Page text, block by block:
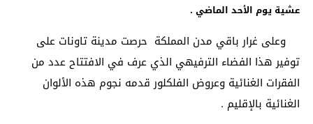
عشية يوم الأحد الماضي .
وعلى غرار باقي مدن المملكة حرصت مدينة تاونات على
توفير هذا الفضاء الترفيهي الذي عرف في الافتتاح عدد من
الفقرات الغنائية وعروض الفلكلور قدمه نجوم هذه الألوان
الغنائية بالإقليم .